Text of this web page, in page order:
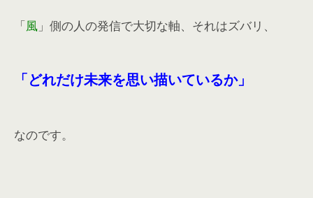
「風 」側の人の発信で大切な軸、それはズバリ、
「どれだけ未来を思い描いているか」
なのです。